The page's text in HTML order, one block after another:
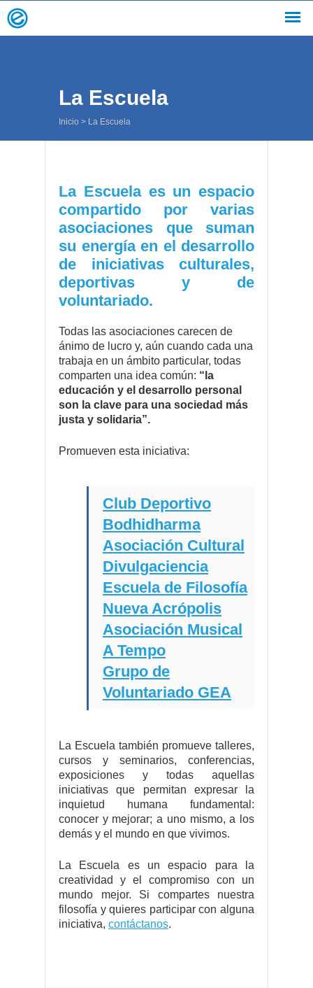
La Escuela
Inicio > La Escuela
La Escuela es un espacio
compartido por varias
asociaciones que suman
su energía en el desarrollo
de iniciativas culturales,
deportivas y de
voluntariado.
Todas las asociaciones carecen de
ánimo de lucro y, aún cuando cada una
trabaja en un ámbito particular, todas
comparten una idea común: “la
educación y el desarrollo personal
son la clave para una sociedad más
justa y solidaria”.
Promueven esta iniciativa:
Club Deportivo
Bodhidharma
Asociación Cultural
Divulgaciencia
Escuela de Filosofía
Nueva Acrópolis
Asociación Musical
A Tempo
Grupo de
Voluntariado GEA
La Escuela también promueve talleres,
cursos y seminarios, conferencias,
exposiciones y todas aquellas
iniciativas que permitan expresar la
inquietud humana fundamental:
conocer y mejorar; a uno mismo, a los
demás y el mundo en que vivimos.
La Escuela es un espacio para la
creatividad y el compromiso con un
mundo mejor. Si compartes nuestra
filosofía y quieres participar con alguna
iniciativa, contáctanos.